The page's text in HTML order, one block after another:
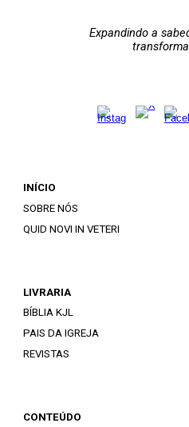
Expandindo a
INÍCIO
SOBRE NÓS
QUID NOVI IN VETERI
LIVRARIA
BÍBLIA KJL
PAIS DA IGREJA
REVISTAS
CONTEÚDO